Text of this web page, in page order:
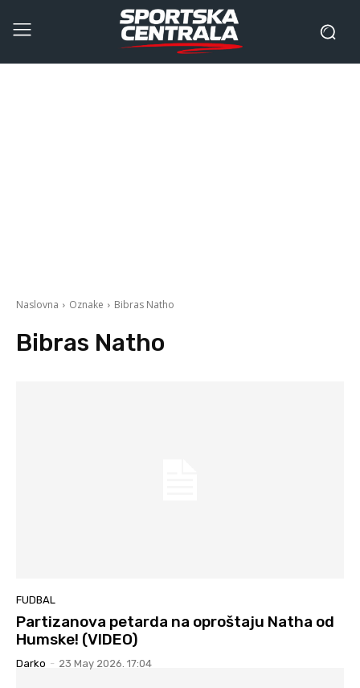
Naslovna Oznake Bibras Natho
Bibras Natho
FUDBAL
Partizanova petarda na oproštaju Natha od
Humske! (VIDEO)
Darko - 23 May 2026. 17:04